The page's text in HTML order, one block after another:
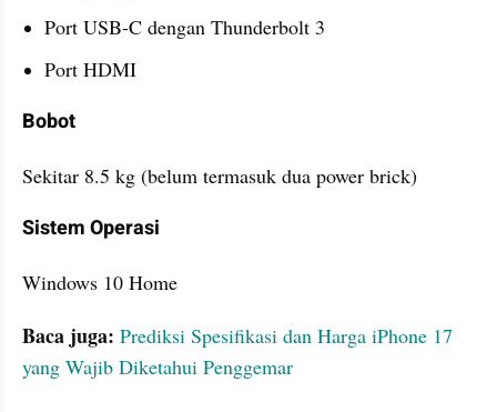
Port USB-C dengan Thunderbolt 3
Port HDMI
Bobot
Sekitar 8.5 kg (belum termasuk dua power brick)
Sistem Operasi
Windows 10 Home
Baca juga: Prediksi Spesifikasi dan Harga iPhone 17
yang Wajib Diketahui Penggemar